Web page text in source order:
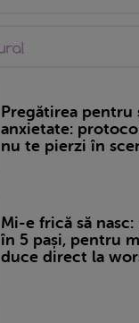
Pregătirea pentru
anxietate:
nu te pierzi în
Mi-e frică să
în 5 pași, pentru
duce direct la